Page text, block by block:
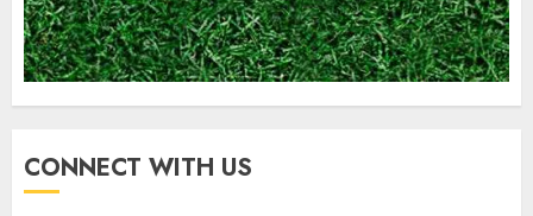
CONNECT WITH US